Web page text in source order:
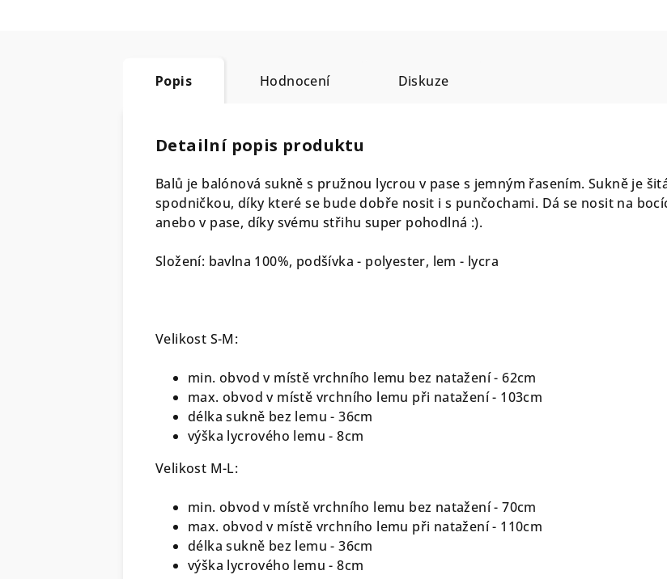
Popis Hodnocení Diskuze
Detailní popis produktu
Balů je balónová sukně s pružnou lycrou v pase s jemným řasením. Sukně je
spodničkou, díky které se bude dobře nosit i s punčochami. Dá se nosit na
anebo v pase, díky svému střihu super pohodlná :).
Složení: bavlna 100%, podšívka - polyester, lem - lycra
Velikost S-M:
min. obvod v místě vrchního lemu bez natažení - 62cm
max. obvod v místě vrchního lemu při natažení - 103cm
délka sukně bez lemu - 36cm
výška lycrového lemu - 8cm
Velikost M-L:
min. obvod v místě vrchního lemu bez natažení - 70cm
max. obvod v místě vrchního lemu při natažení - 110cm
délka sukně bez lemu - 36cm
výška lycrového lemu - 8cm